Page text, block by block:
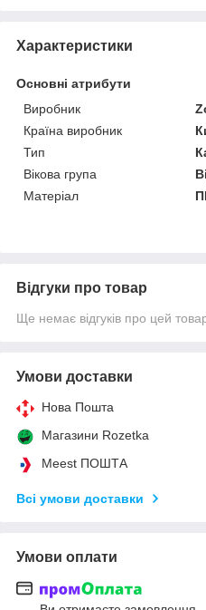
Характеристики
Основні атрибути
Виробник
Країна виробник
Тип
Вікова група
Матеріал
Відгуки про товар
Ще немає відгуків про цей
Умови доставки
Нова Пошта
Магазини Rozetka
Meest ПОШТА
Всі умови доставки
Умови оплати